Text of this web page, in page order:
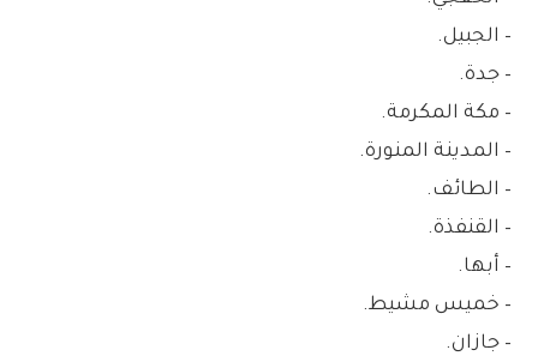
– الجبيل.
– جدة.
– مكة المكرمة.
– المدينة المنورة.
– الطائف.
– القنفذة.
– أبها.
– خميس مشيط.
– جازان.